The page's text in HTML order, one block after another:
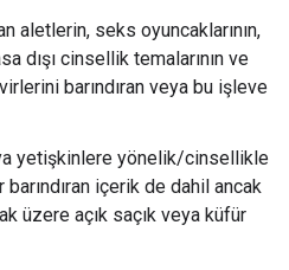
aletlerin, seks oyuncaklarının,
dışı cinsellik temalarının ve
barındıran veya bu işleve
yetişkinlere yönelik/cinsellikle
içerik de dahil ancak
üzere açık saçık veya küfür